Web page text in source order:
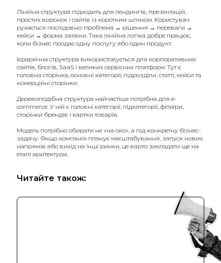
Лінійна структура підходить для лендингів, презентацій,
простих воронок і сайтів із коротким шляхом. Користувач
рухається послідовно: проблема → рішення → переваги →
кейси → форма заявки. Така лінійна логіка добре працює,
коли бізнес продає одну послугу або один продукт.
Ієрархічна структура використовується для корпоративних
сайтів, блогів, SaaS і великих сервісних платформ. Тут є
головна сторінка, основні категорії, підрозділи, статті, кейси та
комерційні сторінки.
Деревоподібна структура найчастіше потрібна для e-
commerce. У ній є головні категорії, підкатегорії, фільтри,
сторінки брендів і картки товарів.
Модель потрібно обирати не «на око», а під конкретну бізнес-
задачу. Якщо компанія планує масштабування, запуск нових
напрямів або вихід на інші ринки, це варто закладати ще на
етапі архітектури.
Читайте також: